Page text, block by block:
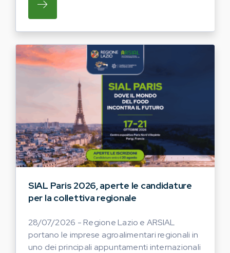
SU REGIONE LAZIO E ARSIAL INVITANO
SIAL Paris 2026, aperte le candidature
per la collettiva regionale
28/07/2026 - Regione Lazio e ARSIAL
portano le imprese agroalimentari regionali in
uno dei principali appuntamenti internazionali